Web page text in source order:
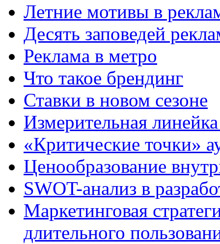
Летние мотивы в
Десять заповедей
Реклама в метро
Что такое брендинг
Ставки в новом сезоне
Измерительная
«Критические точки»
Ценообразование
SWOT-анализ в
Маркетинговая
длительного